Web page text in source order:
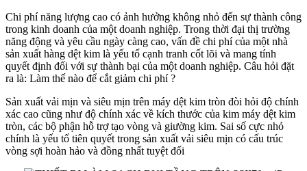
Chi phí năng lượng cao có ảnh hưởng không nhỏ đến sự thành công
trong kinh doanh của một doanh nghiệp. Trong thời đại thị trường
năng động và yêu cầu ngày càng cao, vấn đề chi phí của một nhà
sản xuất hàng dệt kim là yếu tố cạnh tranh cốt lõi và mang tính
quyết định đối với sự thành bại của một doanh nghiệp. Câu hỏi đặt
ra là: Làm thế nào để cắt giảm chi phí ?
Sản xuất vải mịn và siêu mịn trên máy dệt kim tròn đòi hỏi độ chính
xác cao cũng như độ chính xác về kích thước của kim máy dệt kim
tròn, các bộ phận hỗ trợ tạo vòng và giường kim. Sai số cực nhỏ
chính là yếu tố tiên quyết trong sản xuất vải siêu mịn có cấu trúc
vòng sợi hoàn hảo và đồng nhất tuyệt đối